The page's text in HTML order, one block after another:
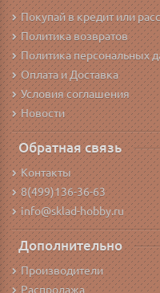
Покупай в кредит или
Политика возвратов
Политика персональных
Оплата и Доставка
Условия соглашения
Новости
Обратная связь
Контакты
8(499)136-36-63
info@sklad-hobby.ru
Дополнительно
Производители
Распродажа